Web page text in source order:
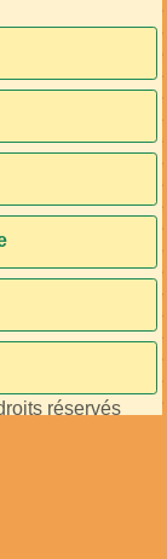
réservés